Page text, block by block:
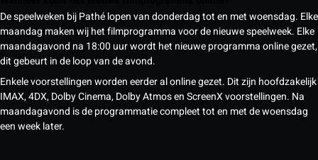
De speelweken bij Pathé lopen van donderdag tot en met woensdag. Elke
maandag maken wij het filmprogramma voor de nieuwe speelweek. Elke
maandagavond na 18:00 uur wordt het nieuwe programma online gezet,
dit gebeurt in de loop van de avond.
Enkele voorstellingen worden eerder al online gezet. Dit zijn hoofdzakelijk
IMAX, 4DX, Dolby Cinema, Dolby Atmos en ScreenX voorstellingen. Na
maandagavond is de programmatie compleet tot en met de woensdag
een week later.